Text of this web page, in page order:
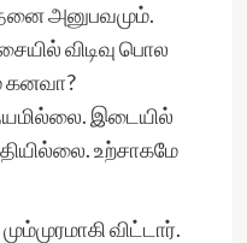
அனுபவமும்.
விடிவு பொல
இடையில்
உற்சாகமே
விட்டார்.